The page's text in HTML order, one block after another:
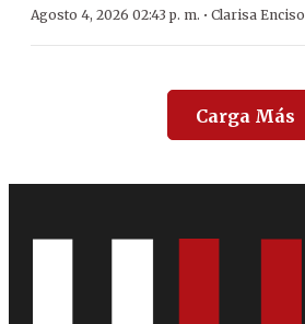
Agosto 4, 2026 02:43 p. m. · Clarisa Enciso
Carga Más